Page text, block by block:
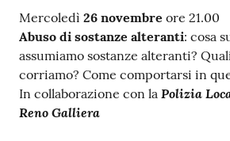
Mercoledì 26 novembre ore 21.00
Abuso di sostanze alteranti: cosa
assumiamo sostanze alteranti?
corriamo? Come comportarsi in
In collaborazione con la Polizia
Reno Galliera